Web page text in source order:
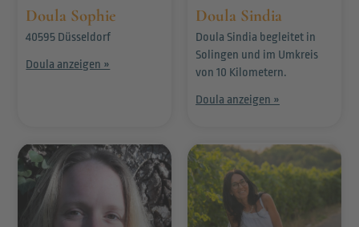
Doula Sophie
40595 Düsseldorf
Doula anzeigen »
Doula Sindia
Doula Sindia begleitet in
Solingen und im Umkreis
von 10 Kilometern.
Doula anzeigen »